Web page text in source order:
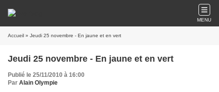
MENU
Accueil » Jeudi 25 novembre - En jaune et en vert
Jeudi 25 novembre - En jaune et en vert
Publié le 25/11/2010 à 16:00
Par Alain Olympie